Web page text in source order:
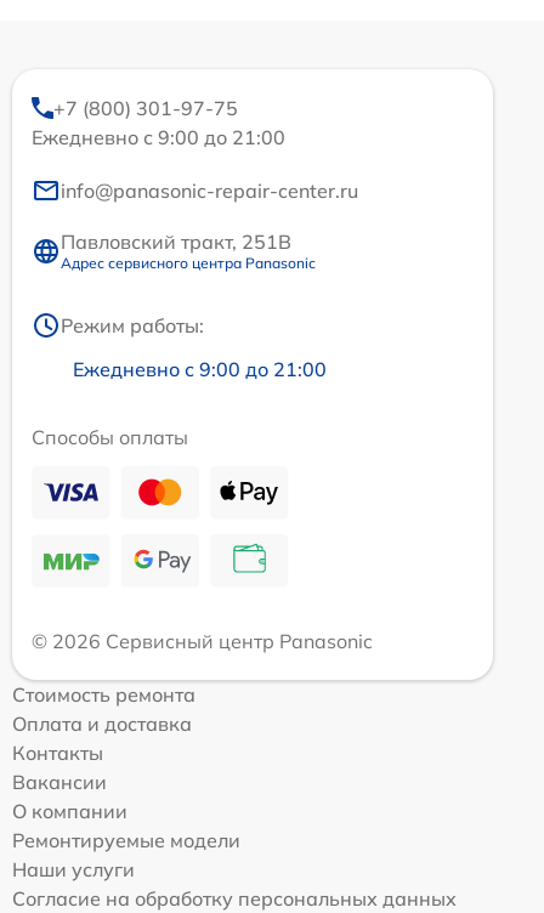
+7 (800) 301-97-75
Ежедневно с 9:00 до 21:00
info@panasonic-repair-center.ru
Павловский тракт, 251В
Адрес сервисного центра Panasonic
Режим работы:
Ежедневно с 9:00 до 21:00
Способы оплаты
© 2026 Сервисный центр Panasonic
Стоимость ремонта
Оплата и доставка
Контакты
Вакансии
О компании
Ремонтируемые модели
Наши услуги
Согласие на обработку персональных данных